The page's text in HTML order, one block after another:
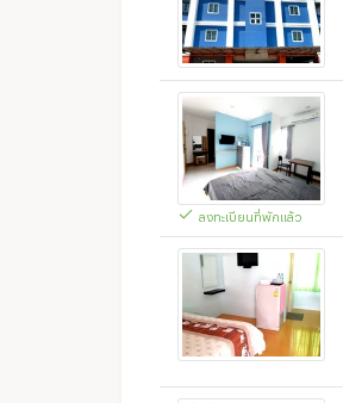
ลงทะเบียนที่พักแล้ว